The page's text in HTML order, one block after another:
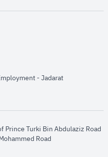
- Jadaratopens in new
Turki Bin Abdulaziz Road
Road​